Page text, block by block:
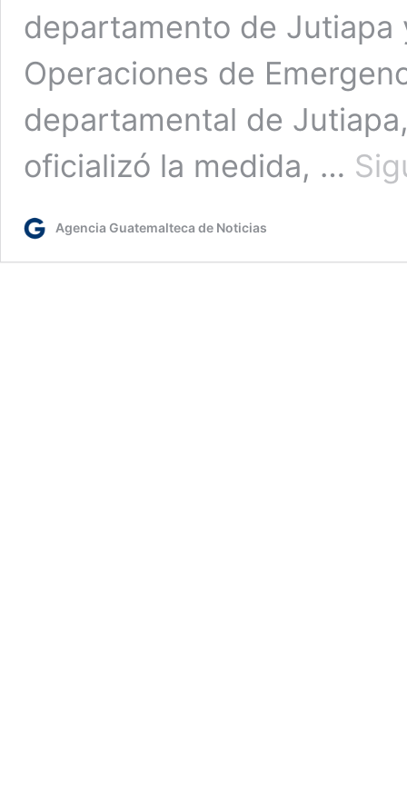
departamento de
Operaciones de
departamental de
oficializó la medida, …
Agencia Guatemalteca de Noticias